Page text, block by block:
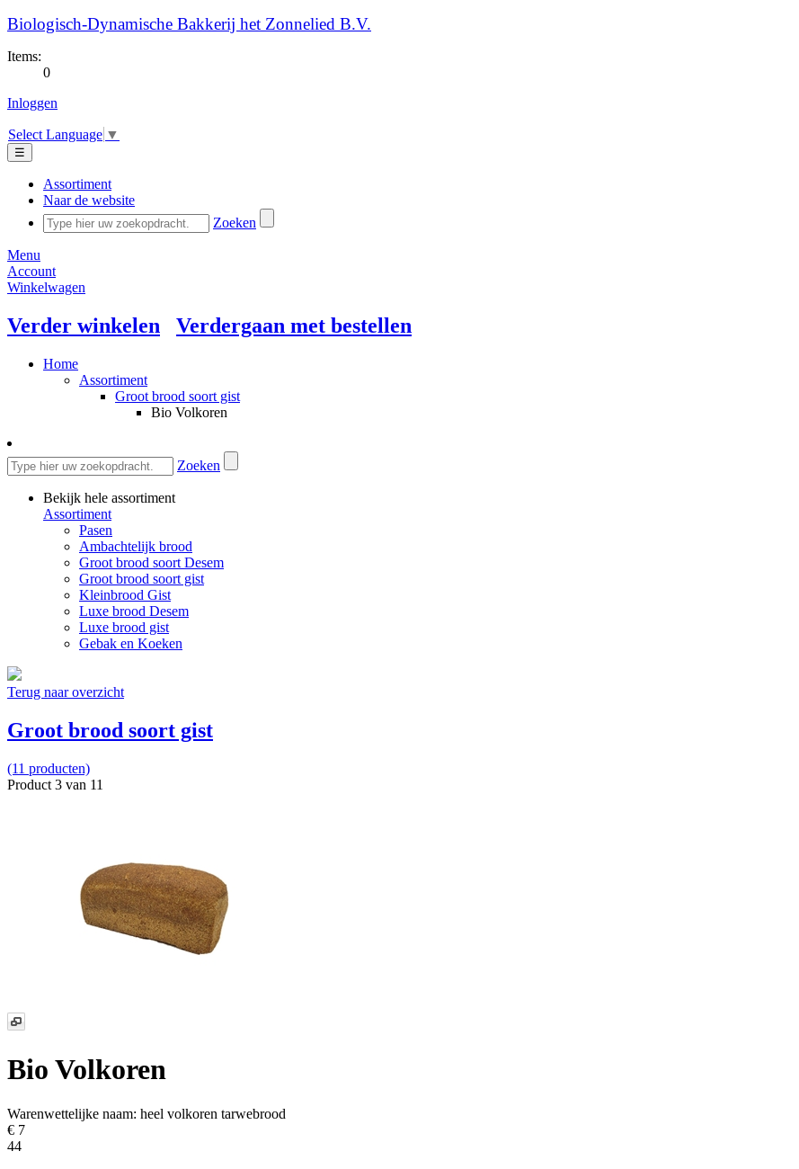
Biologisch-Dynamische Bakkerij het Zonnelied B.V.
Items:
0
Inloggen
Select Language ▼
☰
Assortiment
Naar de website
Zoeken
Menu
Account
Winkelwagen
Verder winkelen Verdergaan met bestellen
Home
Assortiment
Groot brood soort gist
Bio Volkoren
Zoeken
Bekijk hele assortiment
Assortiment
Pasen
Ambachtelijk brood
Groot brood soort Desem
Groot brood soort gist
Kleinbrood Gist
Luxe brood Desem
Luxe brood gist
Gebak en Koeken
Terug naar overzicht
Groot brood soort gist
(11 producten)
Product 3 van 11
Bio Volkoren
Warenwettelijke naam: heel volkoren tarwebrood
€ 7
44